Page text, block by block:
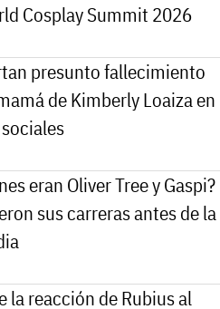
Cosplay Summit 2026
presunto fallecimiento
de Kimberly Loaiza en
eran Oliver Tree y Gaspi?
sus carreras antes de la
la reacción de Rubius al